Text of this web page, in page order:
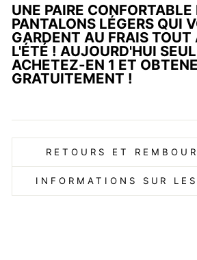
UNE PAIRE CONFORTABLE
PANTALONS LÉGERS QUI
GARDENT AU FRAIS TOUT
L'ÉTÉ ! AUJOURD'HUI
ACHETEZ-EN 1 ET
GRATUITEMENT !
RETOURS ET
INFORMATIONS SUR